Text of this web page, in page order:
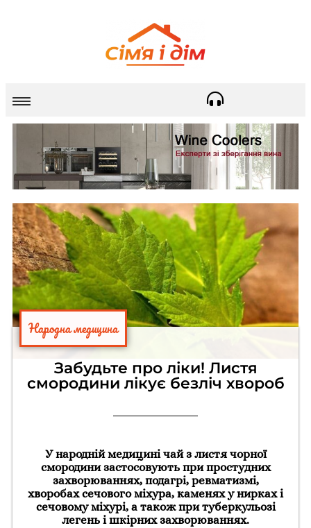
Народна медицина
Забудьте про ліки! Листя
смородини лікує безліч хвороб
У народній медицині чай з листя чорної
смородини застосовують при простудних
захворюваннях, подагрі, ревматизмі,
хворобах сечового міхура, каменях у нирках і
сечовому міхурі, а також при туберкульозі
легень і шкірних захворюваннях.